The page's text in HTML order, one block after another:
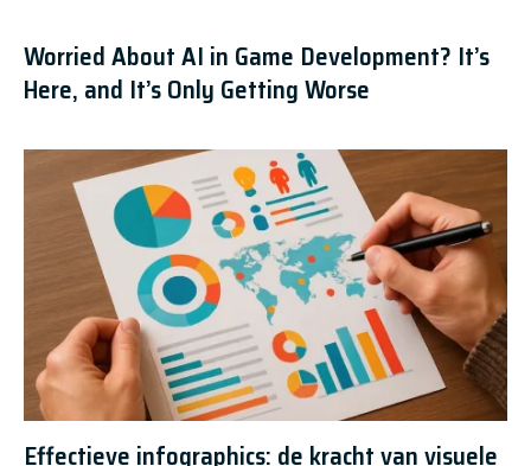
Worried About AI in Game Development? It’s
Here, and It’s Only Getting Worse
Effectieve infographics: de kracht van visuele